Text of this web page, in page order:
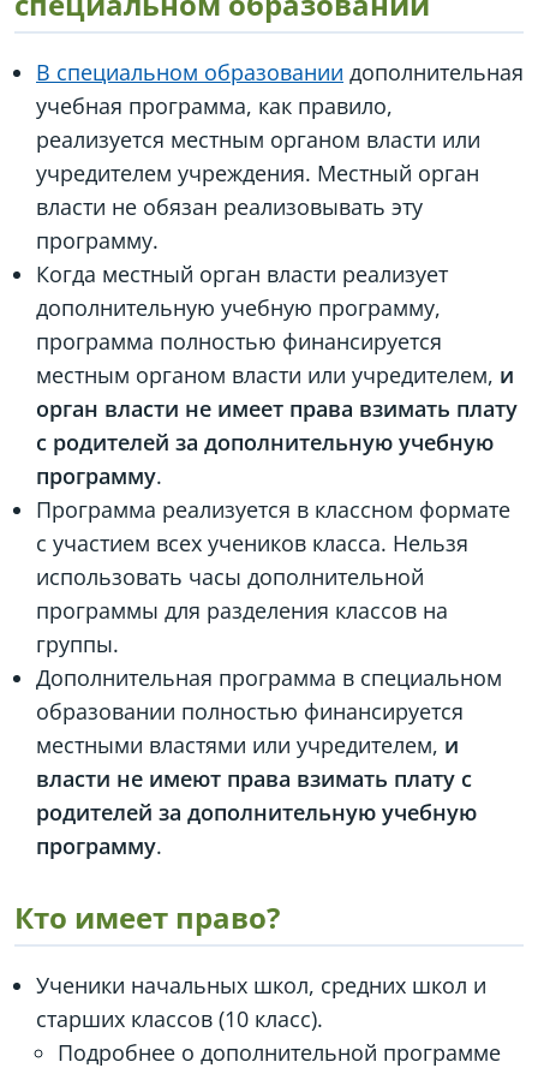
В специальном образовании дополнительная
учебная программа, как правило,
реализуется местным органом власти или
учредителем учреждения. Местный орган
власти не обязан реализовывать эту
программу.
Когда местный орган власти реализует
дополнительную учебную программу,
программа полностью финансируется
местным органом власти или учредителем, и
орган власти не имеет права взимать плату
с родителей за дополнительную учебную
программу.
Программа реализуется в классном формате
с участием всех учеников класса. Нельзя
использовать часы дополнительной
программы для разделения классов на
группы.
Дополнительная программа в специальном
образовании полностью финансируется
местными властями или учредителем, и
власти не имеют права взимать плату с
родителей за дополнительную учебную
программу.
Кто имеет право?
Ученики начальных школ, средних школ и
старших классов (10 класс).
Подробнее о дополнительной программе